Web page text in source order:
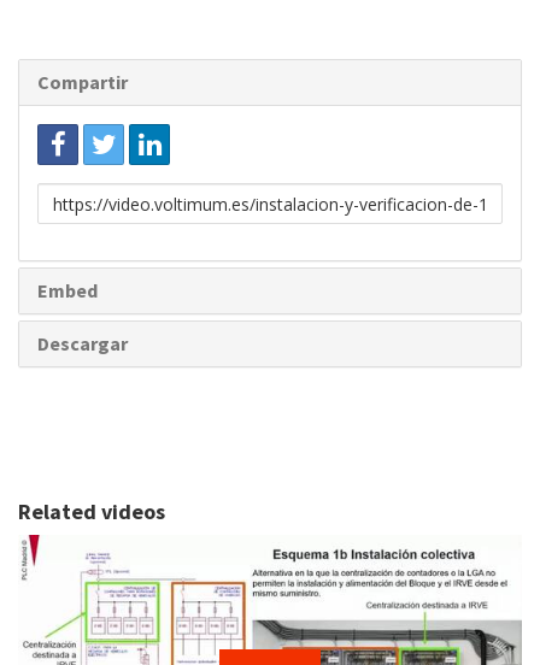
Compartir
Enlace
para
Embed
Descargar
Related videos